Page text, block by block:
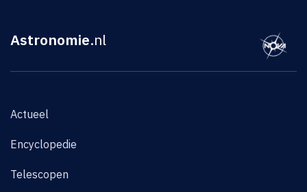
Astronomie.nl
Actueel
Encyclopedie
Telescopen